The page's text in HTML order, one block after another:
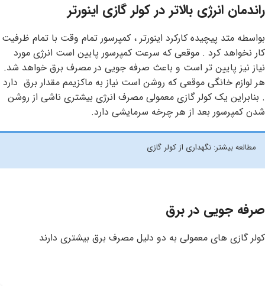
راندمان انرژی بالاتر در کولر گازی اینورتر
بواسطه متد پیچیده کارکرد اینورتر ، کمپرسور تمام وقت با تمام ظرفیت
کار نخواهد کرد . موقعی که سرعت کمپرسور پایین است انرژی مورد
نیاز نیز پایین تر است و باعث صرفه جویی در مصرف برق خواهد شد.
هر لوازم خانگی موقعی که روشن است نیاز به ماکزیمم مقدار برق دارد
. بنابراین یک کولر گازی معمولی مصرف انرژی بیشتری ناشی از روشن
شدن کمپرسور بعد از هر چرخه سرمایشی دارد.
مطالعه بیشتر: نگهداری از کولر گازی
صرفه جویی در برق
کولر گازی های معمولی به دو دلیل مصرف برق بیشتری دارند